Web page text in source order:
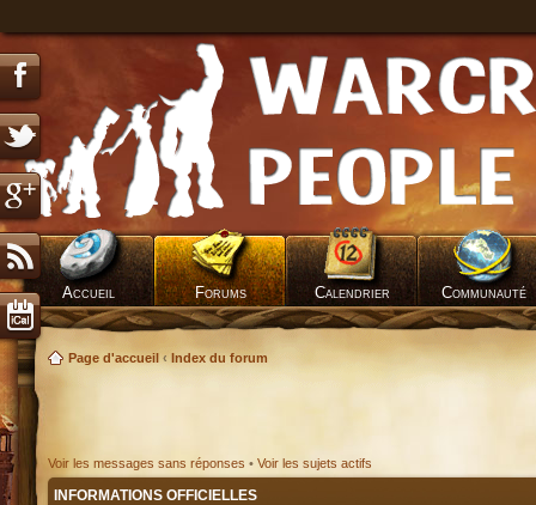
Accueil Forums Calendrier Communauté
Page d'accueil ‹ Index du forum
Voir les messages sans réponses • Voir les sujets actifs
INFORMATIONS OFFICIELLES